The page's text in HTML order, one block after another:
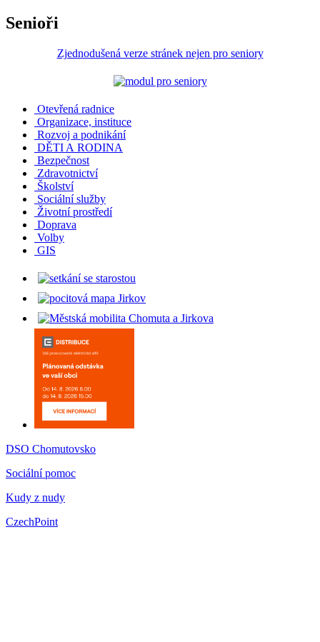
Senioři
Zjednodušená verze stránek nejen pro seniory
Otevřená radnice
Organizace, instituce
Rozvoj a podnikání
DĚTI A RODINA
Bezpečnost
Zdravotnictví
Školství
Sociální služby
Životní prostředí
Doprava
Volby
GIS
DSO Chomutovsko
Sociální pomoc
Kudy z nudy
CzechPoint